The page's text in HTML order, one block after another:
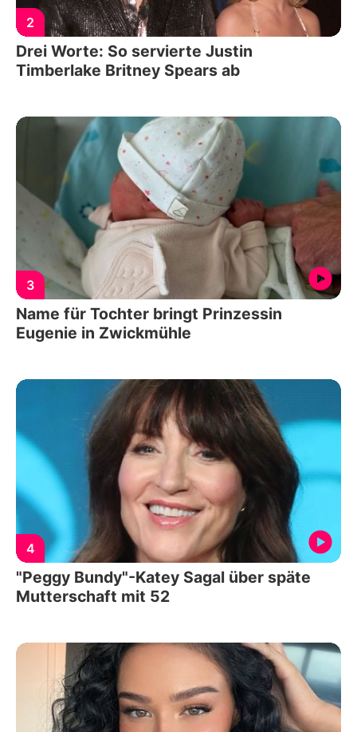
2
Drei Worte: So servierte Justin
Timberlake Britney Spears ab
3
Name für Tochter bringt Prinzessin
Eugenie in Zwickmühle
4
"Peggy Bundy"-Katey Sagal über späte
Mutterschaft mit 52